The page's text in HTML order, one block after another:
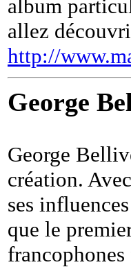
album
allez
http://
George
George
création. Avec
ses
que le